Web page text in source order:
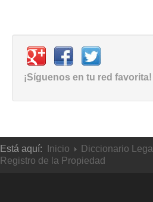
¡Síguenos en tu red favorita!
Está aquí: Inicio
Diccionario Legal
Registro de la Propiedad